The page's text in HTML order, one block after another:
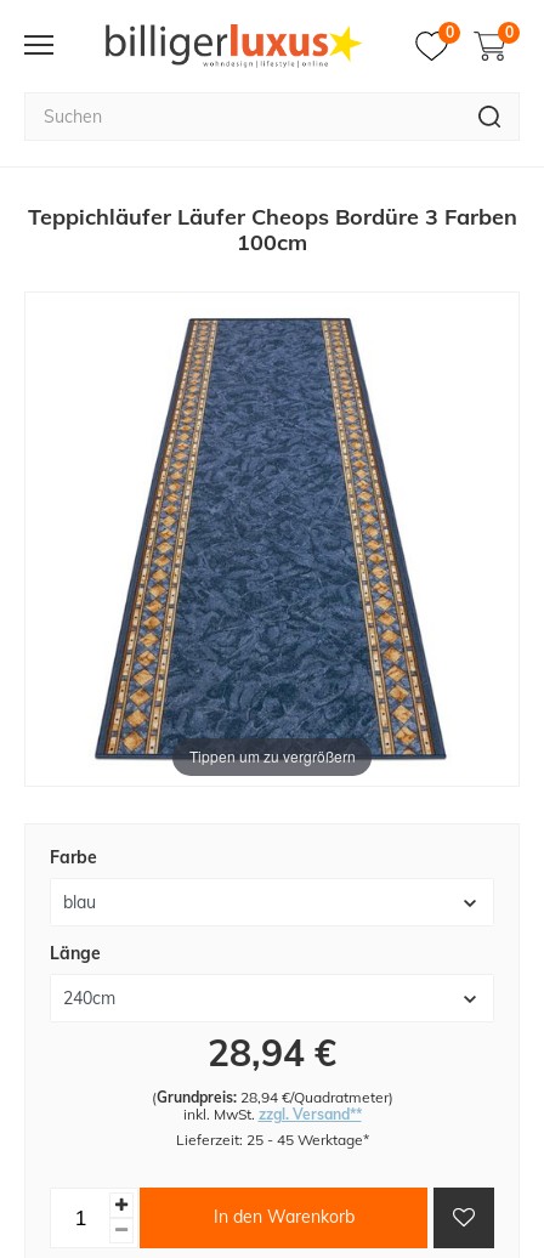
0 0
Teppichläufer Läufer Cheops Bordüre 3 Farben
100cm
Tippen um zu vergrößern
Farbe
Länge
28,94 €
(Grundpreis: 28,94 €/Quadratmeter)
inkl. MwSt. zzgl. Versand**
Lieferzeit: 25 - 45 Werktage*
In den Warenkorb